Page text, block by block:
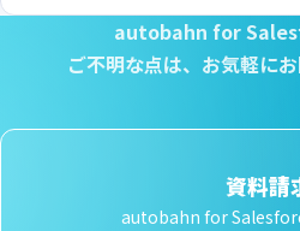
autobahn for
ご不明な点は、 お気軽に
資料請
autobahn for